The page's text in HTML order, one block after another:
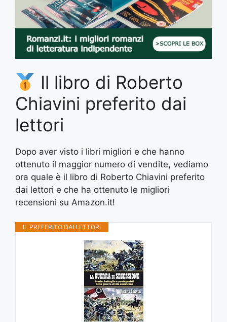
Il libro di Roberto
Chiavini preferito dai
lettori
Dopo aver visto i libri migliori e che hanno
ottenuto il maggior numero di vendite, vediamo
ora quale è il libro di Roberto Chiavini preferito
dai lettori e che ha ottenuto le migliori
recensioni su Amazon.it!
IL PREFERITO DAI LETTORI